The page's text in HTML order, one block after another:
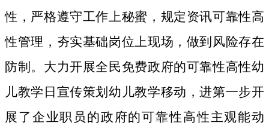
性，严格遵守工作上秘蜜，规定资讯可靠性高
性管理，夯实基础岗位上现场，做到风险存在
防制。大力开展全民免费政府的可靠性高性幼
儿教学日宣传策划幼儿教学移动，进第一步开
展了企业职员的政府的可靠性高性主观能动